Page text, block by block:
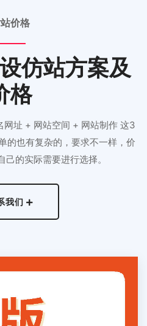
价格
仿站方案及
格
网址 + 网站空间 + 网站制作 这3
的也有复杂的，要求不一样，价
的实际需要进行选择。
我们